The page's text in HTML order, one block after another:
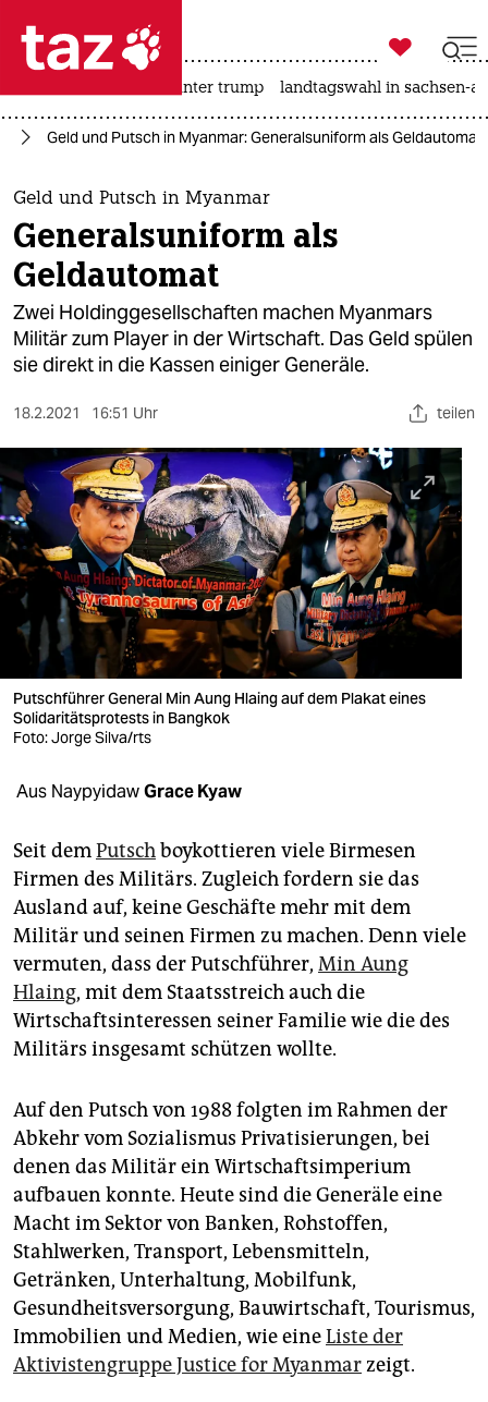
 taz zahl ich
taz zahl ich
themen
politik
öko
gesellschaft
sport
berlin
nord
wahrheit
verlag
verlag
veranstaltungen
fragen & hilfe
unterstützen
abo
genossenschaft
epaper login

taz zahl ich
usa unter trump landtagswahl in sachsen-
Geld und Putsch in Myanmar: Generalsuniform als Geldautomat
Geld und Putsch in Myanmar
Generalsuniform als
Geldautomat
Zwei Holdinggesellschaften machen Myanmars
Militär zum Player in der Wirtschaft. Das Geld spülen
sie direkt in die Kassen einiger Generäle.
18.2.2021 16:51 Uhr teilen
Putschführer General Min Aung Hlaing auf dem Plakat eines
Solidaritätsprotests in Bangkok
Foto: Jorge Silva/rts
Aus NaypyidawGrace Kyaw
Seit demPutschboykottieren viele Birmesen
Firmen des Militärs. Zugleich fordern sie das
Ausland auf, keine Geschäfte mehr mit dem
Militär und seinen Firmen zu machen. Denn viele
vermuten, dass der Putschführer, Min Aung
Hlaing, mit dem Staatsstreich auch die
Wirtschaftsinteressen seiner Familie wie die des
Militärs insgesamt schützen wollte.
Auf den Putsch von 1988 folgten im Rahmen der
Abkehr vom Sozialismus Privatisierungen, bei
denen das Militär ein Wirtschaftsimperium
aufbauen konnte. Heute sind die Generäle eine
Macht im Sektor von Banken, Rohstoffen,
Stahlwerken, Transport, Lebensmitteln,
Getränken, Unterhaltung, Mobilfunk,
Gesundheitsversorgung, Bauwirtschaft, Tourismus,
Immobilien und Medien, wie eineListe der
Aktivistengruppe Justice for Myanmarzeigt.